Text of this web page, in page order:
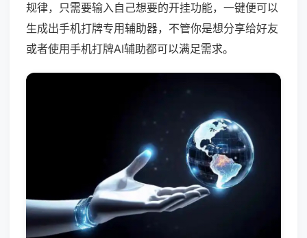
规律，只需要输入自己想要的开挂功能，一键便可以
生成出手机打牌专用辅助器，不管你是想分享给好友
或者使用手机打牌AI辅助都可以满足需求。